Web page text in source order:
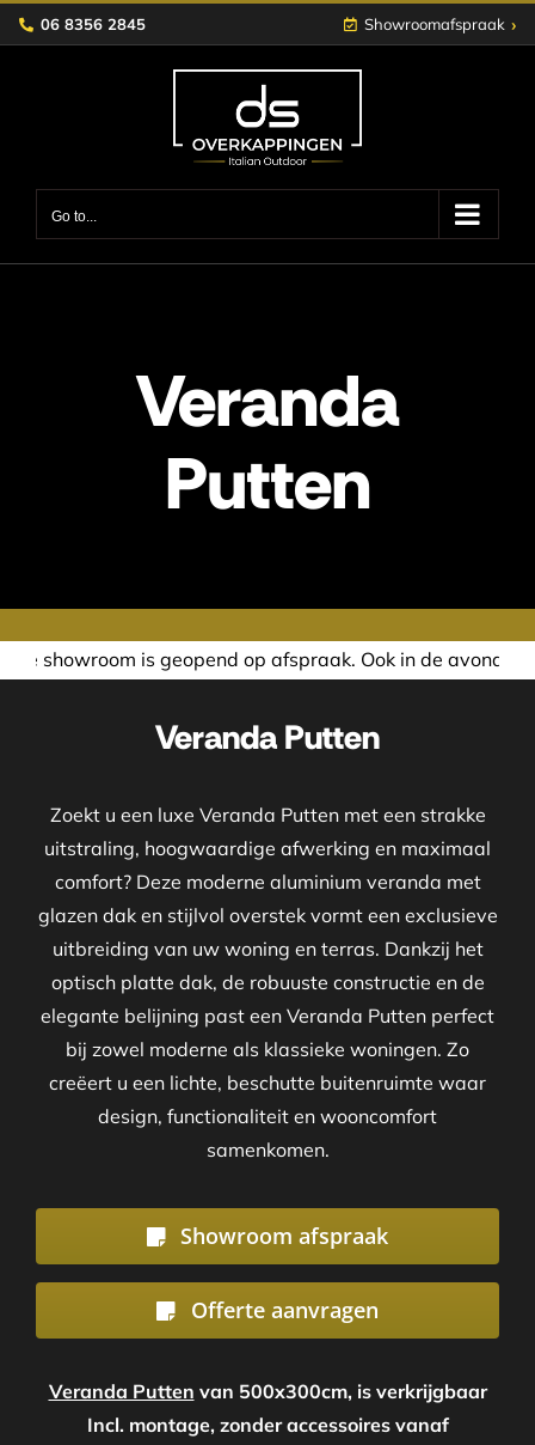
Skip
to
06 8356 2845 Showroomafspraak ›
Go to...
Veranda
Putten
op afspraak. Ook in de avond of in het weekend
Veranda Putten
Zoekt u een luxe Veranda Putten met een strakke
uitstraling, hoogwaardige afwerking en maximaal
comfort? Deze moderne aluminium veranda met
glazen dak en stijlvol overstek vormt een exclusieve
uitbreiding van uw woning en terras. Dankzij het
optisch platte dak, de robuuste constructie en de
elegante belijning past een Veranda Putten perfect
bij zowel moderne als klassieke woningen. Zo
creëert u een lichte, beschutte buitenruimte waar
design, functionaliteit en wooncomfort
samenkomen.
Showroom afspraak
Offerte aanvragen
Veranda Putten van 500x300cm, is verkrijgbaar
Incl. montage, zonder accessoires vanaf